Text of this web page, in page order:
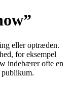
eller optræden.
for eksempel
indebærer ofte en